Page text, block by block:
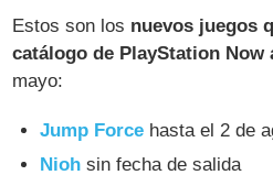
Estos son los nuevos juegos
catálogo de PlayStation Now
mayo:
Jump Force hasta el 2 de
Nioh sin fecha de salida